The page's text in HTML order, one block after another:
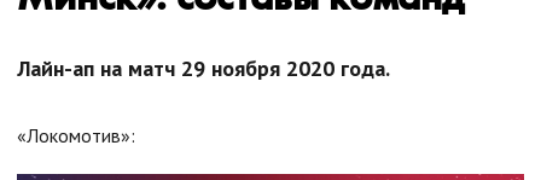
Лайн-ап на матч 29 ноября 2020 года.
«Локомотив»: